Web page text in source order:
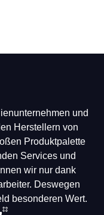
und
Herstellern von
Produktpalette
Services und
wir nur dank
Deswegen
besonderen Wert.